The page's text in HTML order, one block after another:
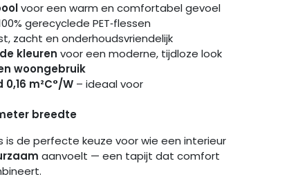
voor een warm en comfortabel gevoel
gerecyclede PET‑flessen
zacht en onderhoudsvriendelijk
kleuren voor een moderne, tijdloze look
woongebruik
m²C°/W – ideaal voor
breedte
is de perfecte keuze voor wie een interieur
aanvoelt — een tapijt dat comfort